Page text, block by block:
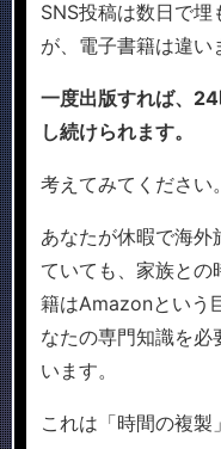
SNS投稿は数日で
が、電子書籍は違い
一度出版すれば、
し続けられます。
考えてみてください。
あなたが休暇で海外
ていても、家族と
籍はAmazonという
なたの専門知識を必
います。
これは「時間の複製